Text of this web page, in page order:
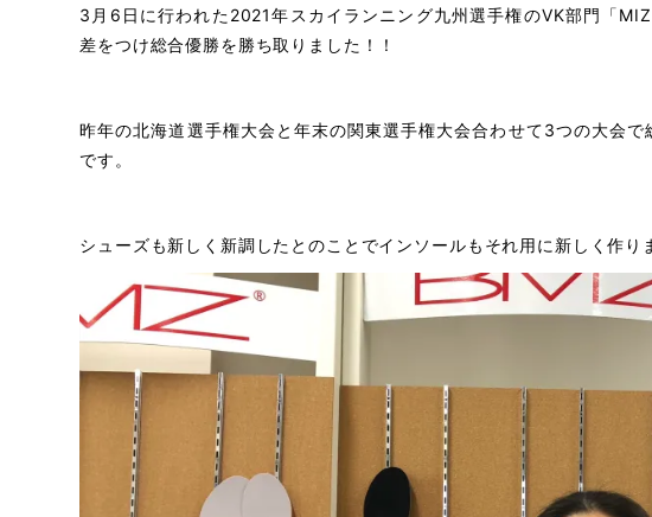
3月6日に行われた2021年スカイランニング九州選手権のVK部門「
差をつけ総合優勝を勝ち取りました！！
昨年の北海道選手権大会と年末の関東選手権大会合わせて3つの大会
です。
シューズも新しく新調したとのことでインソールもそれ用に新しく作り